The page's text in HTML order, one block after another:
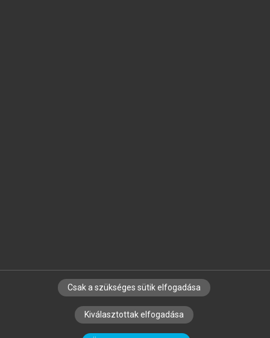
SZERZŐKNEK CÉGEKNEK KÖNYVTÁROSOKNAK
SZERKESZTÉSI ÉS LEKTORÁLÁSI ALAPELVEK
Csak a szükséges sütik elfogadása
Kiválasztottak elfogadása